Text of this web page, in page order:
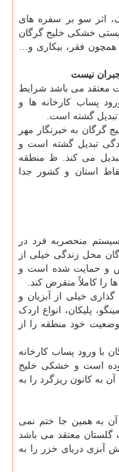
اثر سو بر سفره های
خشکی خلیج گرگان
فقر، بیکاری و…
نیست
معتقد می باشد شرایط
پساب کارخانه ها و
تبدیل گشته است.
گرگان به خبرنگار مهر
تبدیل گشته است و
تبدیل می کند. ظ منطقه
استان و کشور جدا
منحصربه فرد در
محل زندگی خیلی از
و حمایت شده است و
را کاملاً منقرض کند.
خیلی از آبزیان و
پلیکان، انواع اردک
خود منطقه را از
با ورود پساب کارخانه
است و خشکی خلیج
به کانون ریزگرد را به
آن به همین جا ختم نمی
گلستان معتقد می باشد
آبزی دریای خزر را به